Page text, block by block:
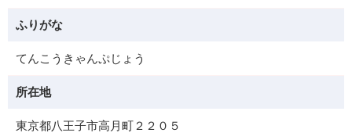
ふりがな
てんこうきゃんぷじょう
所在地
東京都八王子市高月町２２０５